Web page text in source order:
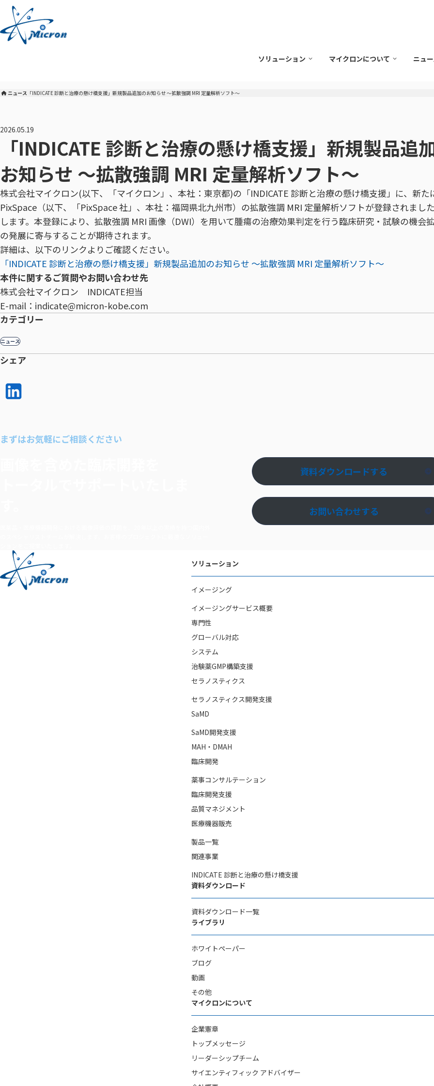
へ
ソリューション マイクロンについて ニュ
ニュース 「INDICATE 診断と治療の懸け橋支援」新規製品追加のお知らせ ～拡散強調 MRI 定量解析ソフト～
「INDICATE 診断と治療の懸け橋支援」新規製品追
お知らせ ～拡散強調 MRI 定量解析ソフト～
2026.05.19
株式会社マイクロン(以下、「マイクロン」、本社：東京都)の「INDICATE 診断と治療の懸け橋支援」に、新た
PixSpace（以下、「PixSpace 社」、本社：福岡県北九州市）の拡散強調 MRI 定量解析ソフトが登録されまし
します。本登録により、拡散強調 MRI 画像（DWI）を用いて腫瘍の治療効果判定を行う臨床研究・試験の機会
の発展に寄与することが期待されます。
詳細は、以下のリンクよりご確認ください。
「INDICATE 診断と治療の懸け橋支援」新規製品追加のお知らせ ～拡散強調 MRI 定量解析ソフト～
本件に関するご質問やお問い合わせ先
株式会社マイクロン INDICATE担当
E-mail：indicate@micron-kobe.com
カテゴリー
ニュース
シェア
シェア
する
まずはお気軽にご相談ください
資料ダウンロードする
お問い合わせする
ソリューション
イメージング
イメージングサービス概要
専門性
グローバル対応
システム
治験薬GMP構築支援
セラノスティクス
セラノスティクス開発支援
SaMD
SaMD開発支援
MAH・DMAH
臨床開発
薬事コンサルテーション
臨床開発支援
品質マネジメント
医療機器販売
製品一覧
関連事業
INDICATE 診断と治療の懸け橋支援
資料ダウンロード
資料ダウンロード一覧
ライブラリ
ホワイトペーパー
ブログ
動画
その他
マイクロンについて
企業憲章
トップメッセージ
リーダーシップチーム
サイエンティフィック アドバイザー